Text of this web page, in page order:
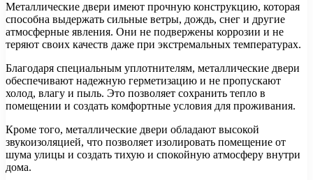
Металлические двери имеют прочную конструкцию, которая
способна выдержать сильные ветры, дождь, снег и другие
атмосферные явления. Они не подвержены коррозии и не
теряют своих качеств даже при экстремальных температурах.
Благодаря специальным уплотнителям, металлические двери
обеспечивают надежную герметизацию и не пропускают
холод, влагу и пыль. Это позволяет сохранить тепло в
помещении и создать комфортные условия для проживания.
Кроме того, металлические двери обладают высокой
звукоизоляцией, что позволяет изолировать помещение от
шума улицы и создать тихую и спокойную атмосферу внутри
дома.